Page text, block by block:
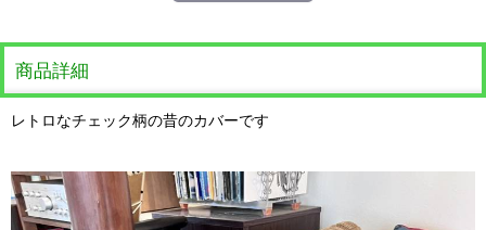
商品詳細
レトロなチェック柄の昔のカバーです